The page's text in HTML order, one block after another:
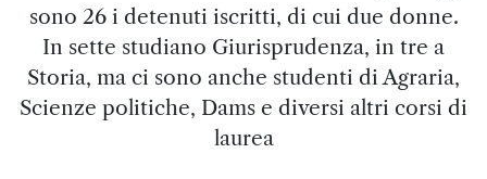
sono 26 i detenuti iscritti, di cui due donne.
In sette studiano Giurisprudenza, in tre a
Storia, ma ci sono anche studenti di Agraria,
Scienze politiche, Dams e diversi altri corsi di
laurea